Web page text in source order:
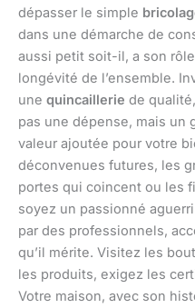
dépasser le simple
dans une démarche de
aussi petit soit-il, a son
longévité de l’ensemble.
une quincaillerie de
pas une dépense, mais un
valeur ajoutée pour votre
déconvenues futures, les
portes qui coincent ou les
soyez un passionné
par des professionnels,
qu’il mérite. Visitez les
les produits, exigez les
Votre maison, avec son